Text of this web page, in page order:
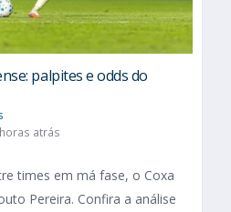
palpites e odds do
atrás
times em má fase, o Coxa
Pereira. Confira a análise